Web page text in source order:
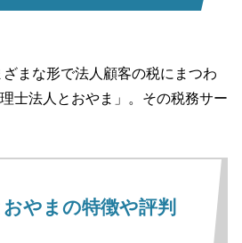
まな形で法人顧客の税にまつわ
士法人とおやま」。その税務サー
おやまの特徴や評判